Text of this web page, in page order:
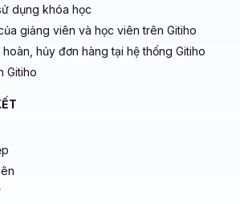
dụng khóa học
giảng viên và học viên trên Gitiho
hủy đơn hàng tại hệ thống Gitiho
Gitiho